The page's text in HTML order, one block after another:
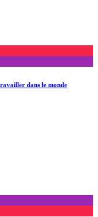
dans le monde